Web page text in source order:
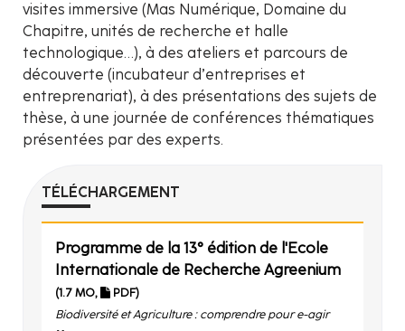
visites immersive (Mas Numérique, Domaine du
Chapitre, unités de recherche et halle
technologique…), à des ateliers et parcours de
découverte (incubateur d’entreprises et
entreprenariat), à des présentations des sujets de
thèse, à une journée de conférences thématiques
présentées par des experts.
TÉLÉCHARGEMENT
Programme de la 13° édition de l'Ecole
Internationale de Recherche Agreenium
(1.7 MO,
PDF)
Biodiversité et Agriculture : comprendre pour e-agir